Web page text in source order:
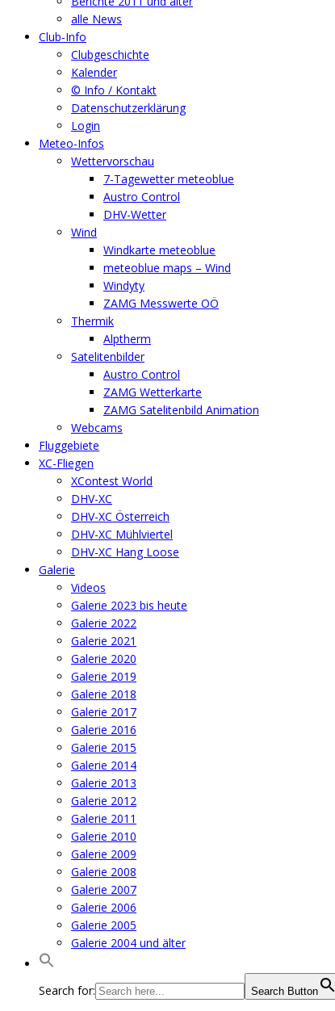
alle News
Club-Info
Clubgeschichte
Kalender
© Info / Kontakt
Datenschutzerklärung
Login
Meteo-Infos
Wettervorschau
7-Tagewetter meteoblue
Austro Control
DHV-Wetter
Wind
Windkarte meteoblue
meteoblue maps – Wind
Windyty
ZAMG Messwerte OÖ
Thermik
Alptherm
Satelitenbilder
Austro Control
ZAMG Wetterkarte
ZAMG Satelitenbild Animation
Webcams
Fluggebiete
XC-Fliegen
XContest World
DHV-XC
DHV-XC Österreich
DHV-XC Mühlviertel
DHV-XC Hang Loose
Galerie
Videos
Galerie 2023 bis heute
Galerie 2022
Galerie 2021
Galerie 2020
Galerie 2019
Galerie 2018
Galerie 2017
Galerie 2016
Galerie 2015
Galerie 2014
Galerie 2013
Galerie 2012
Galerie 2011
Galerie 2010
Galerie 2009
Galerie 2008
Galerie 2007
Galerie 2006
Galerie 2005
Galerie 2004 und älter
Search for: Search Button